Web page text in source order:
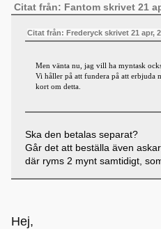
Citat från: Fantom skrivet 21
Citat från: Frederyck skrivet 21 apr,
Men vänta nu, jag vill ha myntask
Vi håller på att fundera på att erbjuda
kort om detta.
Ska den betalas separat?
Går det att beställa även
där ryms 2 mynt samtidigt,
Hej,